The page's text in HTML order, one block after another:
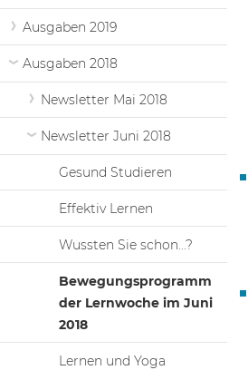
Ausgaben 2019
Ausgaben 2018
Newsletter Mai 2018
Newsletter Juni 2018
Gesund Studieren
Effektiv Lernen
Wussten Sie schon...?
Bewegungsprogramm
der Lernwoche im Juni
2018
Lernen und Yoga